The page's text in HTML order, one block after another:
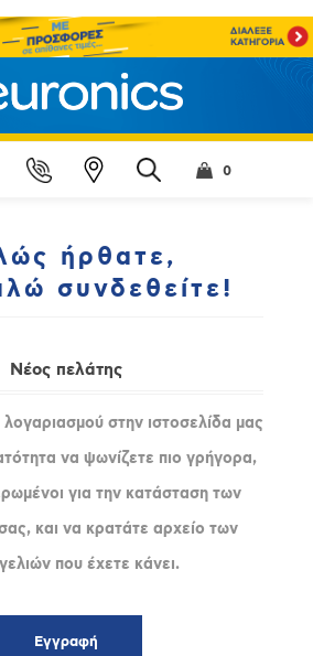
0
ήρθατε,
συνδεθείτε!
Νέος πελάτης
στην ιστοσελίδα μας
να ψωνίζετε πιο γρήγορα,
για την κατάσταση των
και να κρατάτε αρχείο των
που έχετε κάνει.